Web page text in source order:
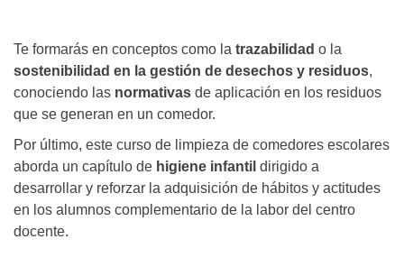
Te formarás en conceptos como la trazabilidad o la
sostenibilidad en la gestión de desechos y residuos,
conociendo las normativas de aplicación en los residuos
que se generan en un comedor.
Por último, este curso de limpieza de comedores escolares
aborda un capítulo de higiene infantil dirigido a
desarrollar y reforzar la adquisición de hábitos y actitudes
en los alumnos complementario de la labor del centro
docente.